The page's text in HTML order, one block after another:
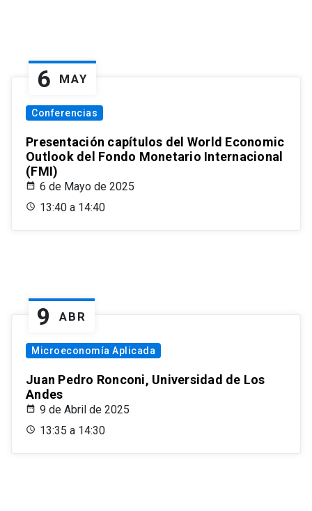
6 MAY
Conferencias
Presentación capítulos del World Economic
Outlook del Fondo Monetario Internacional
(FMI)
6 de Mayo de 2025
13:40 a 14:40
9 ABR
Microeconomía Aplicada
Juan Pedro Ronconi, Universidad de Los
Andes
9 de Abril de 2025
13:35 a 14:30